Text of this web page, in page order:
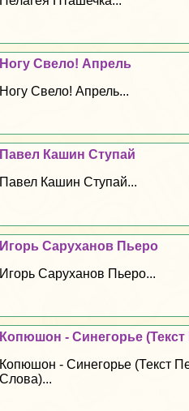
Ногу Свело! Апрель
Ногу Свело! Апрель...
Павел Кашин Ступай
Павел Кашин Ступай...
Игорь Саруханов Пьеро
Игорь Саруханов Пьеро...
Копюшон - Синегорье
Копюшон - Синегорье (Текст
Слова)...